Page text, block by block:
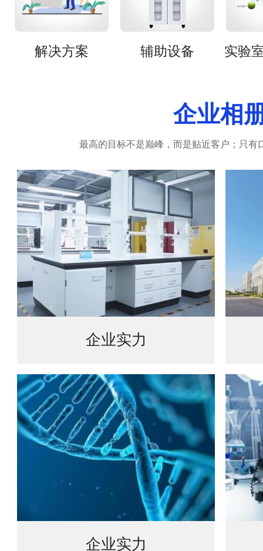
解决方案 辅助设备
企业相
最高的目标不是巅峰，而是贴近客户；只有
企业实力
企业实力